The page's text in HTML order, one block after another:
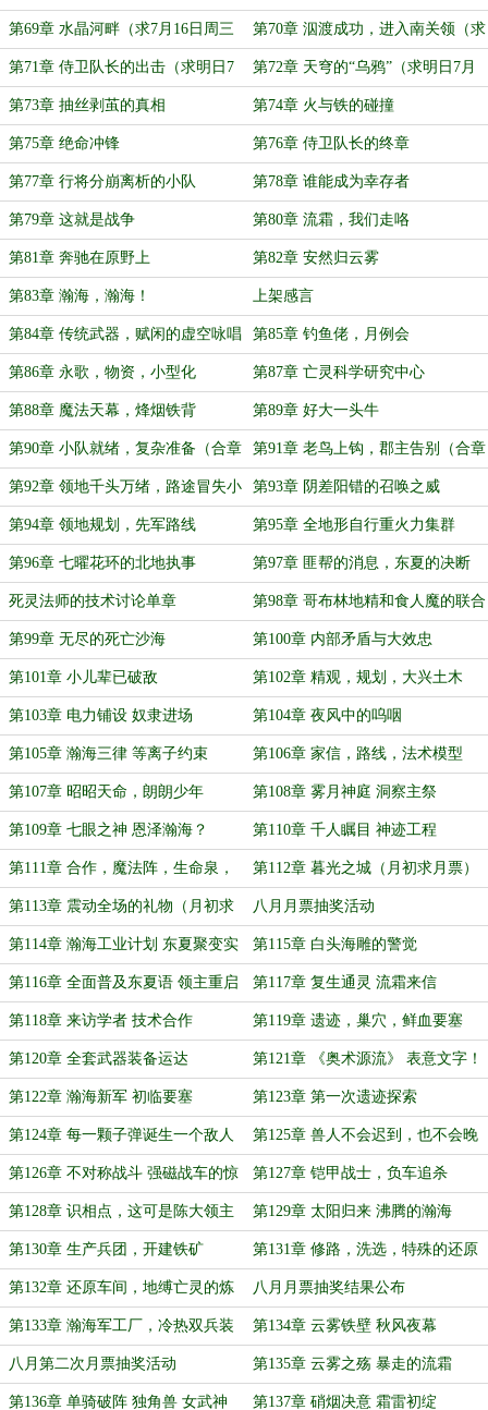
周三追读） 追读）
第69章 水晶河畔（求7月16日周三
追读）
第70章 泅渡成功，进入南关领（求
7月16日周三追读）
第71章 侍卫队长的出击（求明日7
月16日周三追读）
第72章 天穹的“乌鸦”（求明日7月
16日周三追读）
第73章 抽丝剥茧的真相 第74章 火与铁的碰撞
第75章 绝命冲锋 第76章 侍卫队长的终章
第77章 行将分崩离析的小队 第78章 谁能成为幸存者
第79章 这就是战争 第80章 流霜，我们走咯
第81章 奔驰在原野上 第82章 安然归云雾
第83章 瀚海，瀚海！ 上架感言
第84章 传统武器，赋闲的虚空咏唱 第85章 钓鱼佬，月例会
第86章 永歌，物资，小型化 第87章 亡灵科学研究中心
第88章 魔法天幕，烽烟铁背 第89章 好大一头牛
第90章 小队就绪，复杂准备（合章
4K）
第91章 老鸟上钩，郡主告别（合章
4K）
第92章 领地千头万绪，路途冒失小
牛
第93章 阴差阳错的召唤之威
第94章 领地规划，先军路线 第95章 全地形自行重火力集群
第96章 七曜花环的北地执事 第97章 匪帮的消息，东夏的决断
死灵法师的技术讨论单章 第98章 哥布林地精和食人魔的联合
入侵
第99章 无尽的死亡沙海 第100章 内部矛盾与大效忠
第101章 小儿辈已破敌 第102章 精观，规划，大兴土木
第103章 电力铺设 奴隶进场 第104章 夜风中的呜咽
第105章 瀚海三律 等离子约束 第106章 家信，路线，法术模型
第107章 昭昭天命，朗朗少年 第108章 雾月神庭 洞察主祭
第109章 七眼之神 恩泽瀚海？ 第110章 千人瞩目 神迹工程
第111章 合作，魔法阵，生命泉，
新阶段
第112章 暮光之城（月初求月票）
第113章 震动全场的礼物（月初求
月票）
八月月票抽奖活动
第114章 瀚海工业计划 东夏聚变实
验
第115章 白头海雕的警觉
第116章 全面普及东夏语 领主重启
亡灵线
第117章 复生通灵 流霜来信
第118章 来访学者 技术合作 第119章 遗迹，巢穴，鲜血要塞
第120章 全套武器装备运达 第121章 《奥术源流》 表意文字！
第122章 瀚海新军 初临要塞 第123章 第一次遗迹探索
第124章 每一颗子弹诞生一个敌人 第125章 兽人不会迟到，也不会晚
到
第126章 不对称战斗 强磁战车的惊
艳出场
第127章 铠甲战士，负车追杀
（5K）
第128章 识相点，这可是陈大领主
的魂契锁链（6K）
第129章 太阳归来 沸腾的瀚海
第130章 生产兵团，开建铁矿 第131章 修路，洗选，特殊的还原
手段
第132章 还原车间，地缚亡灵的炼
钢日志
八月月票抽奖结果公布
第133章 瀚海军工厂，冷热双兵装 第134章 云雾铁壁 秋风夜幕
八月第二次月票抽奖活动 第135章 云雾之殇 暴走的流霜
第136章 单骑破阵 独角兽 女武神 第137章 硝烟决意 霜雷初绽